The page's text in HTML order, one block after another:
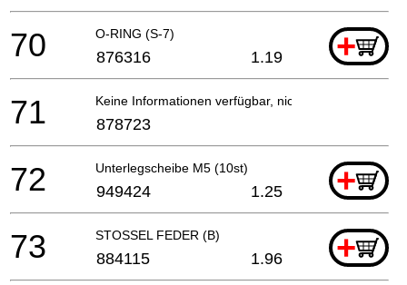
O-RING (S-7) +
70 876316 1.19
Keine Informationen verfügbar, nicht bestellbar
71 878723
Unterlegscheibe M5 (10st) +
72 949424 1.25
STOSSEL FEDER (B) +
73 884115 1.96